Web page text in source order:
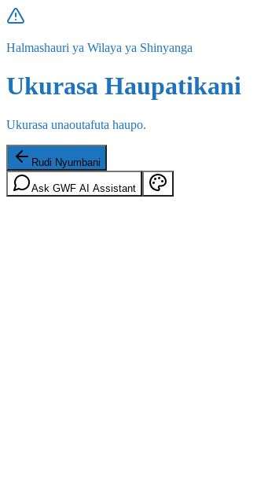
Halmashauri ya Wilaya ya Shinyanga
Ukurasa Haupatikani
Ukurasa unaoutafuta haupo.
Rudi Nyumbani
Ask GWF AI Assistant